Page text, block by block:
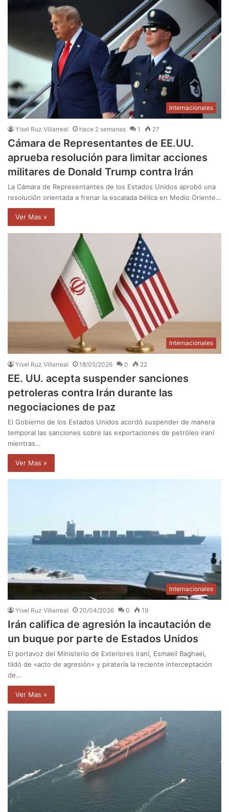
Internacionales
Yisel Ruz Villarreal hace 2 semanas 1 27
Cámara de Representantes de EE.UU.
aprueba resolución para limitar acciones
militares de Donald Trump contra Irán
La Cámara de Representantes de los Estados Unidos aprobó una
resolución orientada a frenar la escalada bélica en Medio Oriente…
Ver Mas »
Internacionales
Yisel Ruz Villarreal 18/05/2026 0 22
EE. UU. acepta suspender sanciones
petroleras contra Irán durante las
negociaciones de paz
El Gobierno de los Estados Unidos acordó suspender de manera
temporal las sanciones sobre las exportaciones de petróleo iraní
mientras…
Ver Mas »
Internacionales
Yisel Ruz Villarreal 20/04/2026 0 19
Irán califica de agresión la incautación de
un buque por parte de Estados Unidos
El portavoz del Ministerio de Exteriores iraní, Esmaeil Baghaei,
tildó de «acto de agresión» y piratería la reciente interceptación
de…
Ver Mas »